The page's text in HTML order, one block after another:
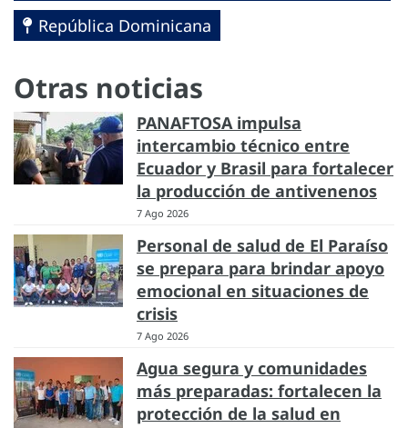
República Dominicana
Otras noticias
PANAFTOSA impulsa
intercambio técnico entre
Ecuador y Brasil para fortalecer
la producción de antivenenos
7 Ago 2026
Personal de salud de El Paraíso
se prepara para brindar apoyo
emocional en situaciones de
crisis
7 Ago 2026
Agua segura y comunidades
más preparadas: fortalecen la
protección de la salud en